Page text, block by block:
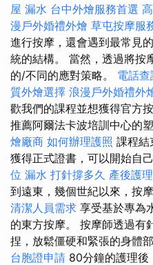
屋 漏水 台中外燴服務首選
漫戶外婚禮外燴 草屯按摩服
進行按摩，還會遇到最常見
統的結構。 當然，透過將按
的/不同的應對策略。 電話
質外燴選擇 浪漫戶外婚禮外
歡我們的課程並想獲得官方
推薦阿爾法卡波培訓中心的
燴廠商 如何辦理護照 課程結
獲得正式證書，可以開始自
位 漏水 打針撐多久 產後護
到遠東，幾個世紀以來，按
清潔人員需求 享受基於專為
的東方按摩。 按摩師透過有
捏，放鬆僵硬和緊張的身體
台胞證申請 80分鐘的護理後